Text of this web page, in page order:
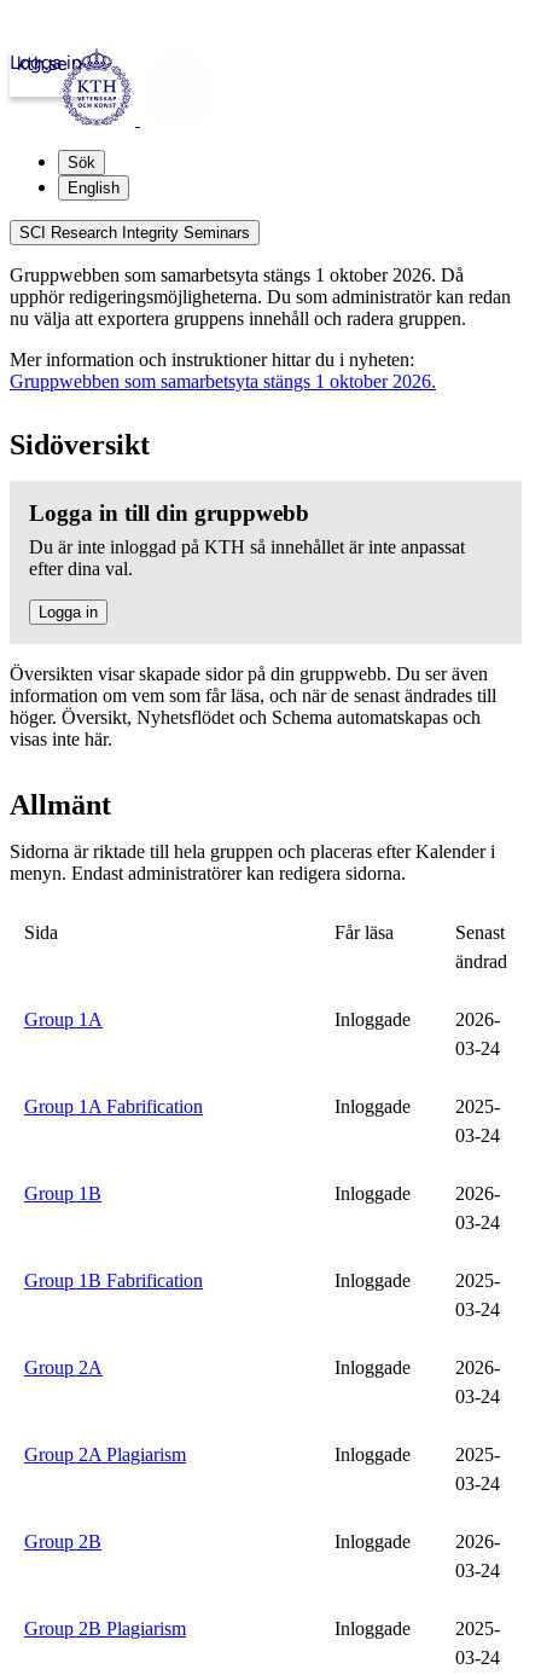
kth.se
Logga in
Sök
English
SCI Research Integrity Seminars
Gruppwebben som samarbetsyta stängs 1 oktober 2026. Då
upphör redigeringsmöjligheterna. Du som administratör kan redan
nu välja att exportera gruppens innehåll och radera gruppen.
Mer information och instruktioner hittar du i nyheten:
Gruppwebben som samarbetsyta stängs 1 oktober 2026.
Sidöversikt
Logga in till din gruppwebb
Du är inte inloggad på KTH så innehållet är inte anpassat
efter dina val.
Logga in
Översikten visar skapade sidor på din gruppwebb. Du ser även
information om vem som får läsa, och när de senast ändrades till
höger. Översikt, Nyhetsflödet och Schema automatskapas och
visas inte här.
Allmänt
Sidorna är riktade till hela gruppen och placeras efter Kalender i
menyn. Endast administratörer kan redigera sidorna.
Sida Får läsa
Senast
ändrad
Group 1A Inloggade
2026-
03-24
Group 1A Fabrification Inloggade
2025-
03-24
Group 1B Inloggade
2026-
03-24
Group 1B Fabrification Inloggade
2025-
03-24
Group 2A Inloggade
2026-
03-24
Group 2A Plagiarism Inloggade
2025-
03-24
Group 2B Inloggade
2026-
03-24
Group 2B Plagiarism Inloggade
2025-
03-24